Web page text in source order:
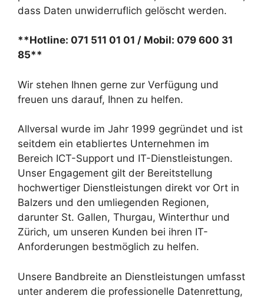
dass Daten unwiderruflich gelöscht werden.
**Hotline: 071 511 01 01 / Mobil: 079 600 31
85**
Wir stehen Ihnen gerne zur Verfügung und
freuen uns darauf, Ihnen zu helfen.
Allversal wurde im Jahr 1999 gegründet und ist
seitdem ein etabliertes Unternehmen im
Bereich ICT-Support und IT-Dienstleistungen.
Unser Engagement gilt der Bereitstellung
hochwertiger Dienstleistungen direkt vor Ort in
Balzers und den umliegenden Regionen,
darunter St. Gallen, Thurgau, Winterthur und
Zürich, um unseren Kunden bei ihren IT-
Anforderungen bestmöglich zu helfen.
Unsere Bandbreite an Dienstleistungen umfasst
unter anderem die professionelle Datenrettung,